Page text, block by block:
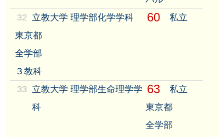
32 立教大学 理学部化学学科 60
私立
東京都
全学部
３教科
33 立教大学 理学部生命理学学
科
63
私立
東京都
全学部